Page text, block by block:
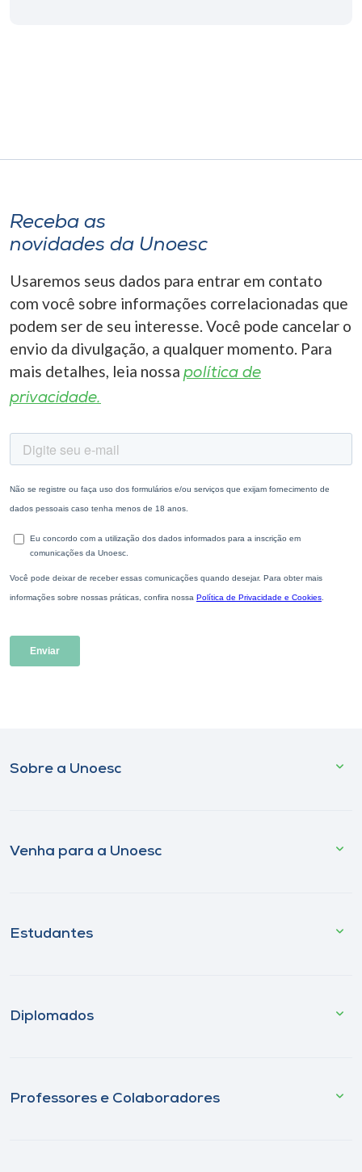
Receba as
novidades da Unoesc
Usaremos seus dados para entrar em contato
com você sobre informações correlacionadas que
podem ser de seu interesse. Você pode cancelar o
envio da divulgação, a qualquer momento. Para
mais detalhes, leia nossa política de
privacidade.
Sobre a Unoesc
Venha para a Unoesc
Estudantes
Diplomados
Professores e Colaboradores